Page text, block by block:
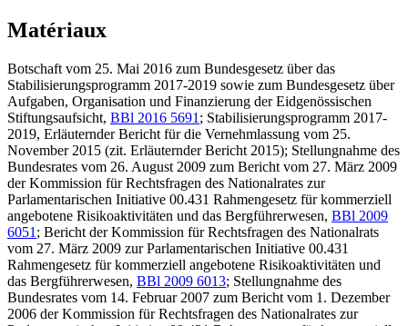
Matériaux
Botschaft vom 25. Mai 2016 zum Bundesgesetz über das
Stabilisierungsprogramm 2017-2019 sowie zum Bundesgesetz über
Aufgaben, Organisation und Finanzierung der Eidgenössischen
Stiftungsaufsicht, BBl 2016 5691 ; Stabilisierungsprogramm 2017-
2019, Erläuternder Bericht für die Vernehmlassung vom 25.
November 2015 (zit. Erläuternder Bericht 2015); Stellungnahme des
Bundesrates vom 26. August 2009 zum Bericht vom 27. März 2009
der Kommission für Rechtsfragen des Nationalrates zur
Parlamentarischen Initiative 00.431 Rahmengesetz für kommerziell
angebotene Risikoaktivitäten und das Bergführerwesen, BBl 2009
6051 ; Bericht der Kommission für Rechtsfragen des Nationalrats
vom 27. März 2009 zur Parlamentarischen Initiative 00.431
Rahmengesetz für kommerziell angebotene Risikoaktivitäten und
das Bergführerwesen, BBl 2009 6013; Stellungnahme des
Bundesrates vom 14. Februar 2007 zum Bericht vom 1. Dezember
2006 der Kommission für Rechtsfragen des Nationalrates zur